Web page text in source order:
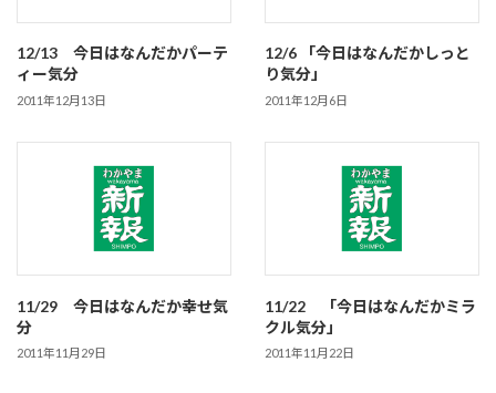
12/13 今日はなんだかパーテ
ィー気分
2011年12月13日
12/6 「今日はなんだかしっと
り気分」
2011年12月6日
11/29 今日はなんだか幸せ気
分
2011年11月29日
11/22 「今日はなんだかミラ
クル気分」
2011年11月22日